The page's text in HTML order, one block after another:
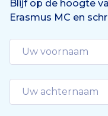
Blijf op de hoogte
Erasmus MC en